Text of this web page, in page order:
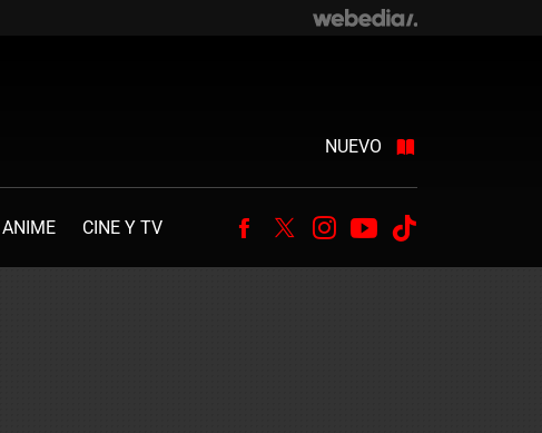
NUEVO
ANIME CINE Y TV Facebook
TwitterInstagram
Youtube